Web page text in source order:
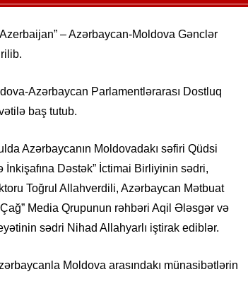
– Azərbaycan-Moldova Gənclər
Azərbaycan Parlamentlərarası Dostluq
baş tutub.
Azərbaycanın Moldovadakı səfiri Qüdsi
Dəstək” İctimai Birliyinin sədri,
Toğrul Allahverdili, Azərbaycan Mətbuat
Media Qrupunun rəhbəri Aqil Ələsgər və
sədri Nihad Allahyarlı iştirak ediblər.
Moldova arasındakı münasibətlərin